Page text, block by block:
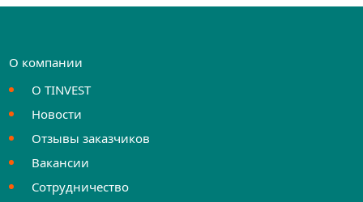
О компании
О TINVEST
Новости
Отзывы заказчиков
Вакансии
Сотрудничество